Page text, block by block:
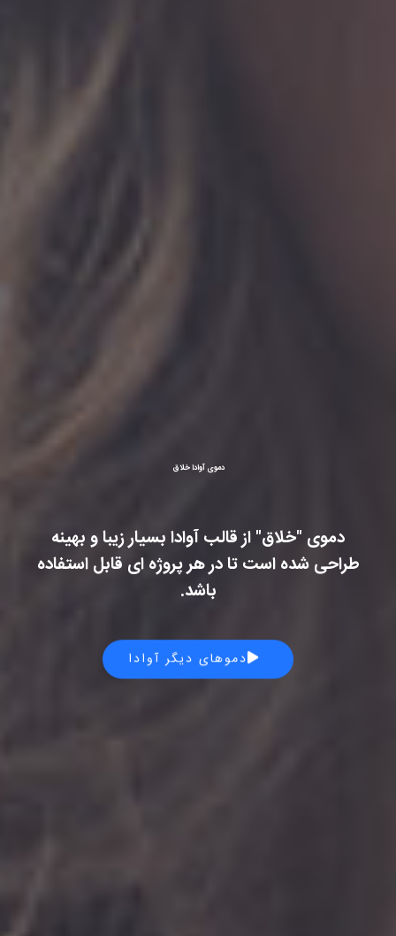
دموی آوادا خلاق
دموی "خلاق" از قالب آوادا بسیار زیبا و بهینه
طراحی شده است تا در هر پروژه ای قابل استفاده
باشد.
دموهای دیگر آوادا